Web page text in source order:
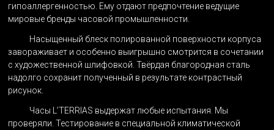
гипоаллергенностью. Ему отдают предпочтение ведущие
мировые бренды часовой промышленности.
Насыщенный блеск полированной поверхности корпуса
завораживает и особенно выигрышно смотрится в сочетании
с художественной шлифовкой. Твёрдая благородная сталь
надолго сохранит полученный в результате контрастный
рисунок.
Часы L’TERRIAS выдержат любые испытания. Мы
проверяли. Тестирование в специальной климатической